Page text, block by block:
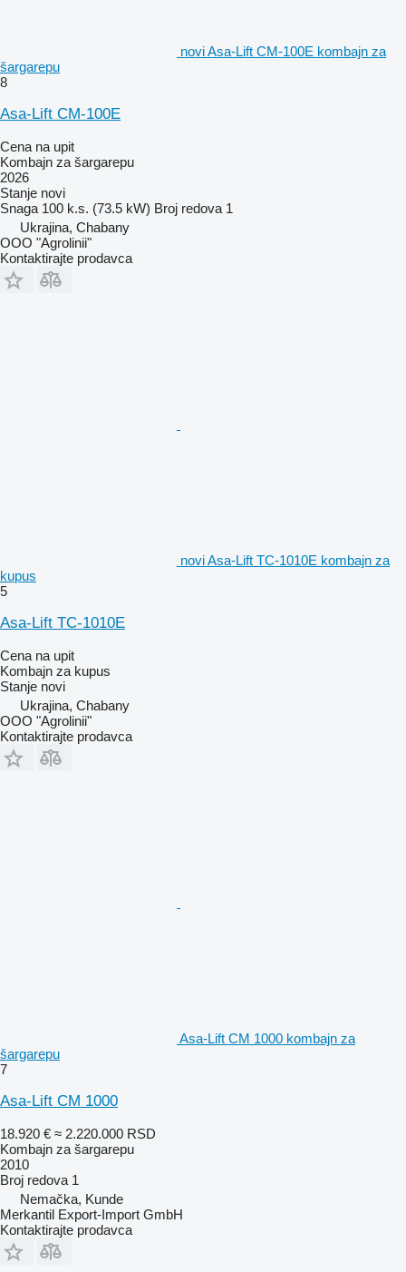
novi Asa-Lift CM-100E kombajn za
šargarepu
8
Asa-Lift CM-100E
Cena na upit
Kombajn za šargarepu
2026
Stanje novi
Snaga 100 k.s. (73.5 kW) Broj redova 1
Ukrajina, Chabany
OOO "Agrolinii"
Kontaktirajte prodavca
novi Asa-Lift TC-1010E kombajn za
kupus
5
Asa-Lift TC-1010E
Cena na upit
Kombajn za kupus
Stanje novi
Ukrajina, Chabany
OOO "Agrolinii"
Kontaktirajte prodavca
Asa-Lift CM 1000 kombajn za
šargarepu
7
Asa-Lift CM 1000
18.920 € ≈ 2.220.000 RSD
Kombajn za šargarepu
2010
Broj redova 1
Nemačka, Kunde
Merkantil Export-Import GmbH
Kontaktirajte prodavca